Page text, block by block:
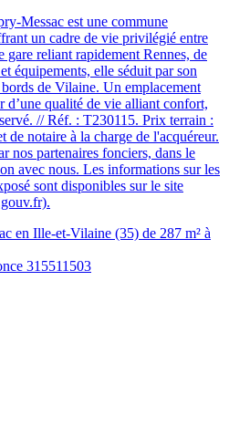
Messac est une commune
un cadre de vie privilégié entre
gare reliant rapidement Rennes, de
équipements, elle séduit par son
de Vilaine. Un emplacement
d’une qualité de vie alliant confort,
// Réf. : T230115. Prix terrain :
de notaire à la charge de l'acquéreur.
nos partenaires fonciers, dans le
avec nous. Les informations sur les
sont disponibles sur le site